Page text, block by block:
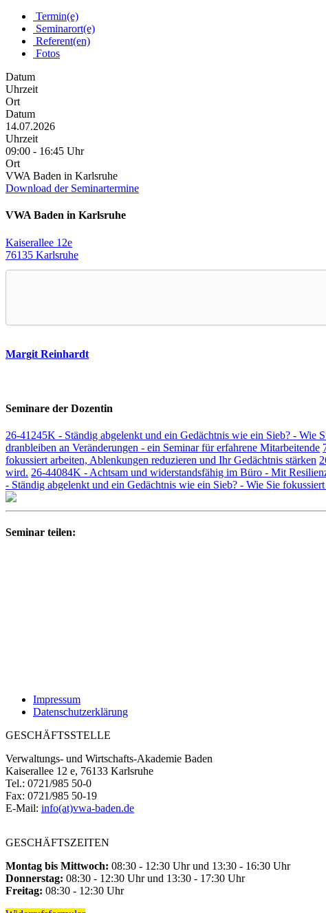
Termin(e)
Seminarort(e)
Referent(en)
Fotos
Datum
Uhrzeit
Ort
Datum
14.07.2026
Uhrzeit
09:00 - 16:45 Uhr
Ort
VWA Baden in Karlsruhe
Download der Seminartermine
VWA Baden in Karlsruhe
Kaiserallee 12e
76135 Karlsruhe
Margit Reinhardt
Seminare der Dozentin
26-41245K - Ständig abgelenkt und ein Gedächtnis wie ein Sieb? - Wie
dranbleiben an Veränderungen - ein Seminar für erfahrene Mitarbeitende
fokussiert arbeiten, Ablenkungen reduzieren und Ihr Gedächtnis stärken
wird. 26-44084K - Achtsam und widerstandsfähig im Büro - Mit
- Ständig abgelenkt und ein Gedächtnis wie ein Sieb? - Wie Sie
Seminar teilen:
Impressum
Datenschutzerklärung
GESCHÄFTSSTELLE
Verwaltungs- und Wirtschafts-Akademie Baden
Kaiserallee 12 e, 76133 Karlsruhe
Tel.: 0721/985 50-0
Fax: 0721/985 50-19
E-Mail: info(at)vwa-baden.de
GESCHÄFTSZEITEN
Montag bis Mittwoch: 08:30 - 12:30 Uhr und 13:30 - 16:30 Uhr
Donnerstag: 08:30 - 12:30 Uhr und 13:30 - 17:30 Uhr
Freitag: 08:30 - 12:30 Uhr